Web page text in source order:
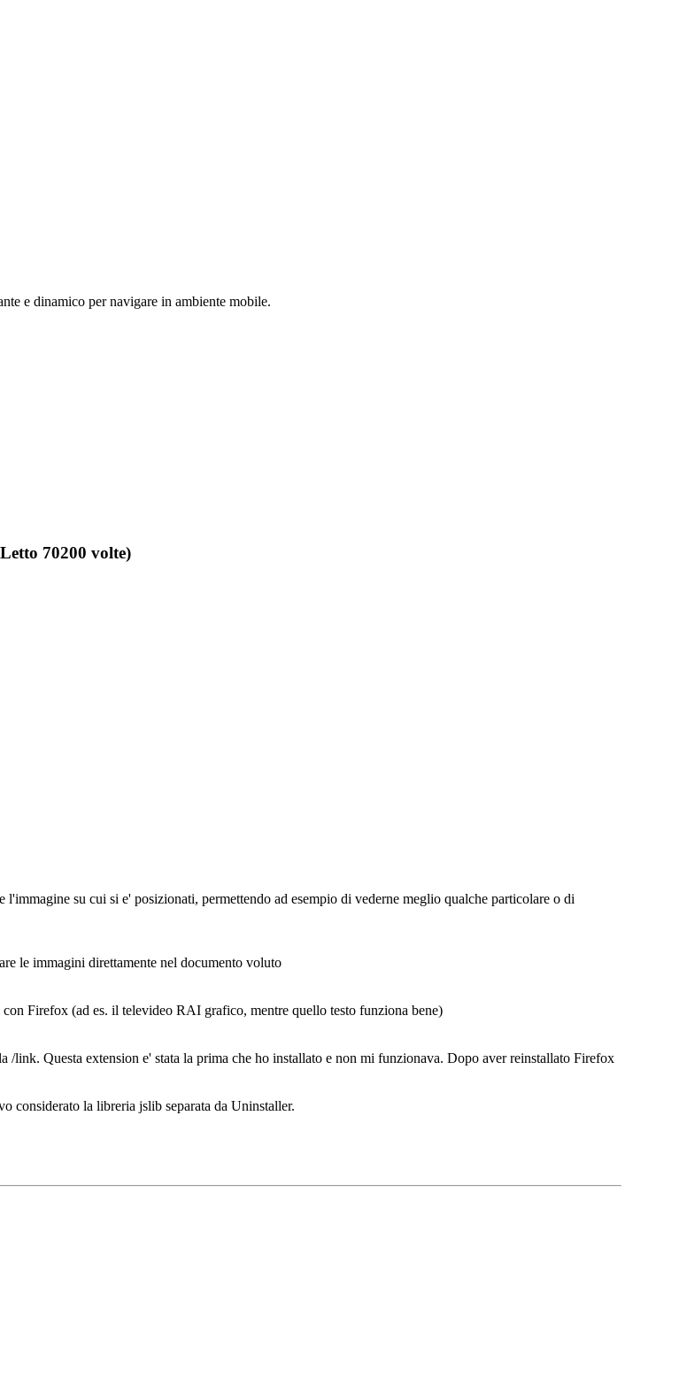
e dinamico per navigare in ambiente mobile.
70200 volte)
su cui si e' posizionati, permettendo ad esempio di vederne meglio qualche particolare o di
le immagini direttamente nel documento voluto
Firefox (ad es. il televideo RAI grafico, mentre quello testo funziona bene)
link. Questa extension e' stata la prima che ho installato e non mi funzionava. Dopo aver reinstallato Firefox
considerato la libreria jslib separata da Uninstaller.